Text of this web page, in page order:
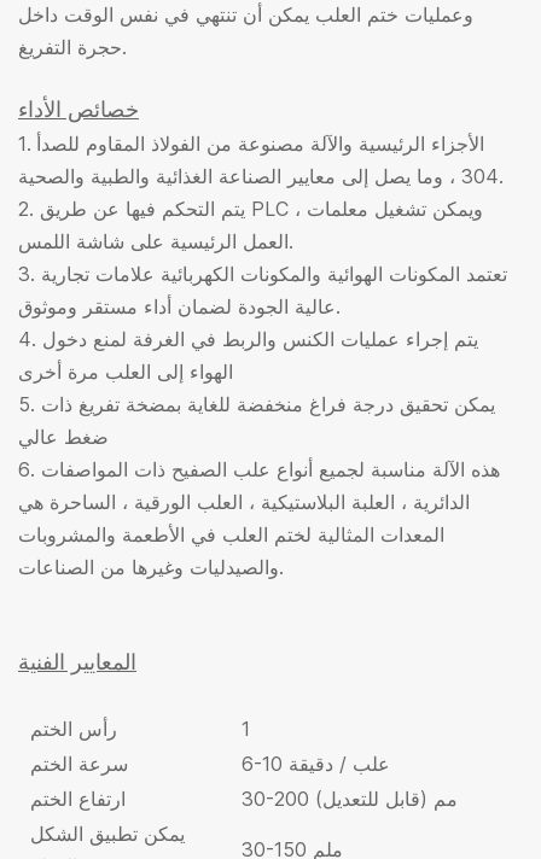
وعمليات ختم العلب يمكن أن تنتهي في نفس الوقت داخل
حجرة التفريغ.
خصائص الأداء
1. الأجزاء الرئيسية والآلة مصنوعة من الفولاذ المقاوم للصدأ
304 ، وما يصل إلى معايير الصناعة الغذائية والطبية والصحية.
2. يتم التحكم فيها عن طريق PLC ، ويمكن تشغيل معلمات
العمل الرئيسية على شاشة اللمس.
3. تعتمد المكونات الهوائية والمكونات الكهربائية علامات تجارية
عالية الجودة لضمان أداء مستقر وموثوق.
4. يتم إجراء عمليات الكنس والربط في الغرفة لمنع دخول
الهواء إلى العلب مرة أخرى
5. يمكن تحقيق درجة فراغ منخفضة للغاية بمضخة تفريغ ذات
ضغط عالي
6. هذه الآلة مناسبة لجميع أنواع علب الصفيح ذات المواصفات
الدائرية ، العلبة البلاستيكية ، العلب الورقية ، الساحرة هي
المعدات المثالية لختم العلب في الأطعمة والمشروبات
والصيدليات وغيرها من الصناعات.
المعايير الفنية
1
سرعة الختم
6-10 علب / دقيقة
ارتفاع الختم
30-200 مم (قابل للتعديل)
يمكن تطبيق الشكل
30-150 ملم